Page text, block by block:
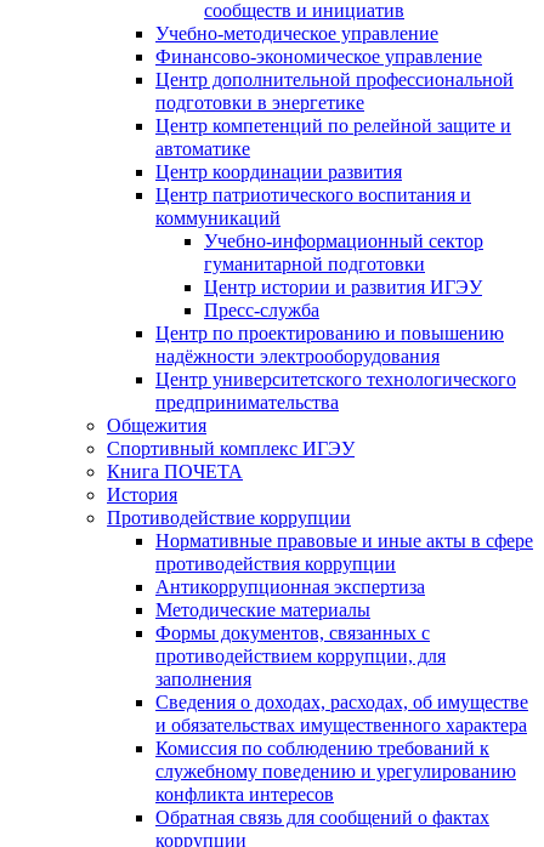
сообществ и инициатив
Учебно-методическое управление
Финансово-экономическое управление
Центр дополнительной профессиональной
подготовки в энергетике
Центр компетенций по релейной защите и
автоматике
Центр координации развития
Центр патриотического воспитания и
коммуникаций
Учебно-информационный сектор
гуманитарной подготовки
Центр истории и развития ИГЭУ
Пресс-служба
Центр по проектированию и повышению
надёжности электрооборудования
Центр университетского технологического
предпринимательства
Общежития
Спортивный комплекс ИГЭУ
Книга ПОЧЕТА
История
Противодействие коррупции
Нормативные правовые и иные акты в сфере
противодействия коррупции
Антикоррупционная экспертиза
Методические материалы
Формы документов, связанных с
противодействием коррупции, для
заполнения
Сведения о доходах, расходах, об имуществе
и обязательствах имущественного характера
Комиссия по соблюдению требований к
служебному поведению и урегулированию
конфликта интересов
Обратная связь для сообщений о фактах
коррупции